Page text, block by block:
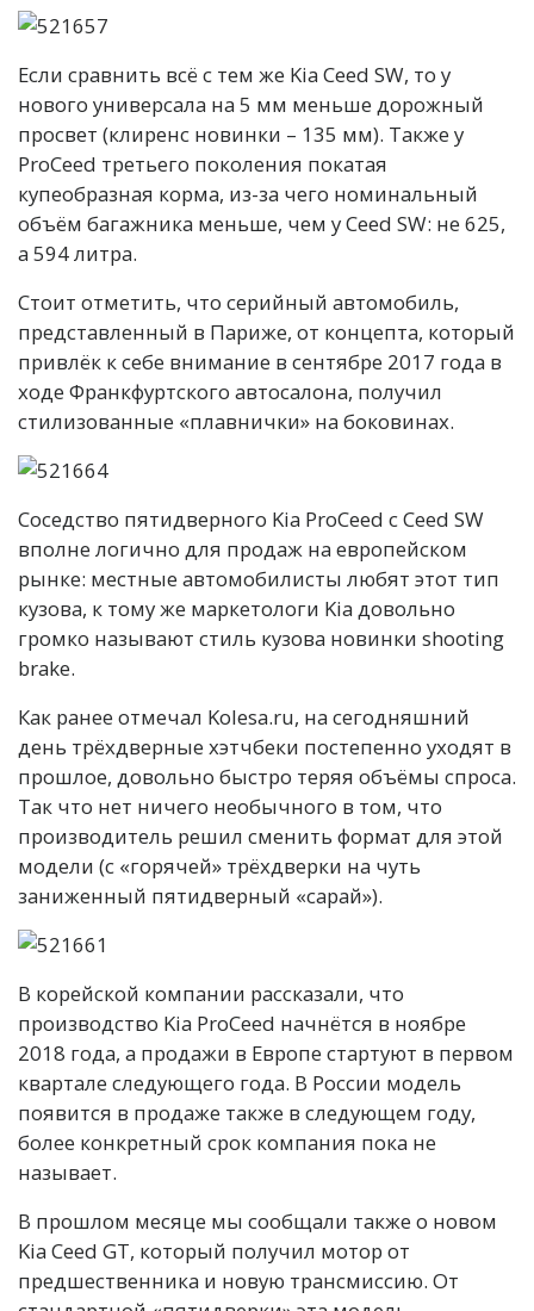
Если сравнить всё с тем же Kia Ceed SW, то у
нового универсала на 5 мм меньше дорожный
просвет (клиренс новинки – 135 мм). Также у
ProCeed третьего поколения покатая
купеобразная корма, из-за чего номинальный
объём багажника меньше, чем у Ceed SW: не 625,
а 594 литра.
Стоит отметить, что серийный автомобиль,
представленный в Париже, от концепта, который
привлёк к себе внимание в сентябре 2017 года в
ходе Франкфуртского автосалона, получил
стилизованные «плавнички» на боковинах.
Соседство пятидверного Kia ProCeed с Ceed SW
вполне логично для продаж на европейском
рынке: местные автомобилисты любят этот тип
кузова, к тому же маркетологи Kia довольно
громко называют стиль кузова новинки shooting
brake.
Как ранее отмечал Kolesa.ru, на сегодняшний
день трёхдверные хэтчбеки постепенно уходят в
прошлое, довольно быстро теряя объёмы спроса.
Так что нет ничего необычного в том, что
производитель решил сменить формат для этой
модели (с «горячей» трёхдверки на чуть
заниженный пятидверный «сарай»).
В корейской компании рассказали, что
производство Kia ProCeed начнётся в ноябре
2018 года, а продажи в Европе стартуют в первом
квартале следующего года. В России модель
появится в продаже также в следующем году,
более конкретный срок компания пока не
называет.
В прошлом месяце мы сообщали также о новом
Kia Ceed GT, который получил мотор от
предшественника и новую трансмиссию. От